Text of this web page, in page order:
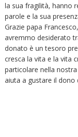
la sua fragilità, hanno
parole e la sua
Grazie papa
avremmo desiderato
donato è un tesoro
cresca la vita e la vita
particolare nella
aiuta a gustare il dono